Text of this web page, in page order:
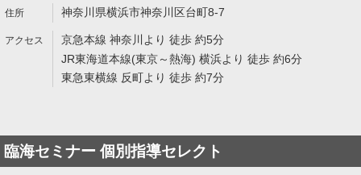
神奈川県横浜市神奈川区台町8-7
京急本線 神奈川より 徒歩 約5分
JR東海道本線(東京～熱海) 横浜より 徒歩 約6分
東急東横線 反町より 徒歩 約7分
臨海セミナー 個別指導セレクト